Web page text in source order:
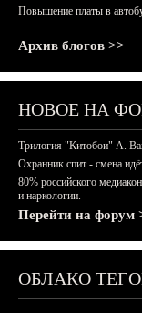
Повышение платы в
Архив блогов >>
НОВОЕ НА
Трилогия "Китобои" А.
Охранник спит - смена
80% российского
и наркологии.
Перейти на форум
ОБЛАКО